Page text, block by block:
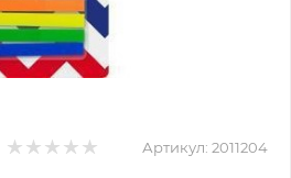
Артикул: 2011204